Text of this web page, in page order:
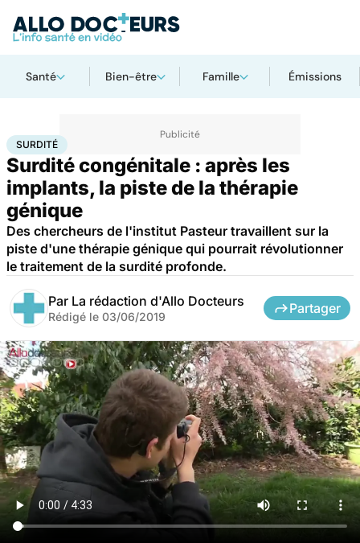
Santé Bien-être Famille Émissions
AccueilSanté
SURDITÉ
Surdité congénitale : après les
implants, la piste de la thérapie
génique
Des chercheurs de l'institut Pasteur travaillent sur la
piste d'une thérapie génique qui pourrait révolutionner
le traitement de la surdité profonde.
Par La rédaction d'Allo Docteurs
Rédigé le 03/06/2019
Partager